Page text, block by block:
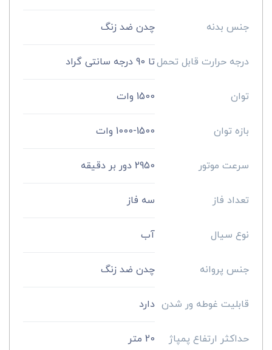
جنس بدنه چدن ضد زنگ
درجه حرارت قابل تحملتا 90 درجه سانتی گراد
توان 1500 وات
بازه توان 1000-1500 وات
سرعت موتور 2950 دور بر دقیقه
تعداد فاز سه فاز
نوع سیال آب
جنس پروانه چدن ضد زنگ
قابلیت غوطه ور شدن دارد
حداکثر ارتفاع پمپاژ 20 متر